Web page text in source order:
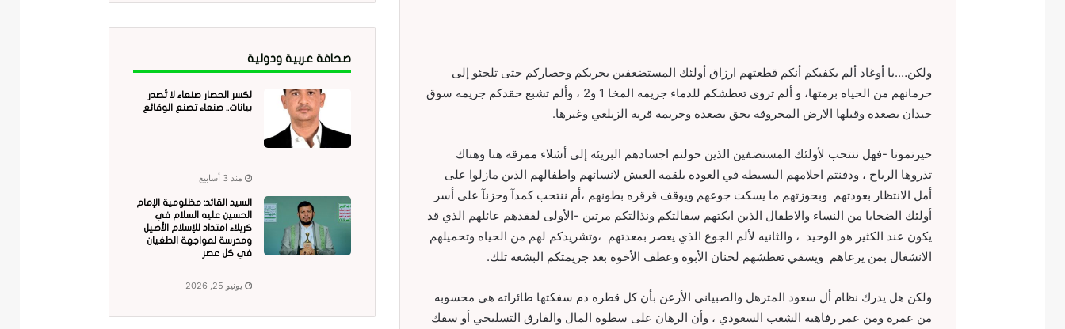
ولكن….يا أوغاد ألم يكفيكم أنكم قطعتهم ارزاق أولئك المستضعفين بحربكم وحصاركم حتى تلجئو إلى
حرمانهم من الحياه برمتها، و ألم تروى تعطشكم للدماء جريمه المخا 1 و2 ، وألم تشبع حقدكم جريمه سوق
حيدان بصعده وقبلها الارض المحروقه بحق بصعده وجريمه قريه الزيلعي وغيرها.
حيرتمونا -فهل ننتحب لأولئك المستضفين الذين حولتم اجسادهم البريئه إلى أشلاء ممزقه هنا وهناك
تذروها الرياح ، ودفنتم احلامهم البسيطه في العوده بلقمه العيش لانسائهم واطفالهم الذين مازلوا على
أمل الانتظار بعودتهم وبحوزتهم ما يسكت جوعهم ويوقف قرقره بطونهم ،أم ننتحب كمدآ وحزنآ على أسر
أولئك الضحايا من النساء والاطفال الذين ابكتهم سفالتكم ونذالتكم مرتين -الأولى لفقدهم عائلهم الذي قد
يكون عند الكثير هو الوحيد ، والثانيه لألم الجوع الذي يعصر بمعدتهم ،وتشريدكم لهم من الحياه وتحميلهم
الانشغال بمن يرعاهم ويسقي تعطشهم لحنان الأبوه وعطف الأخوه بعد جريمتكم البشعه تلك.
ولكن هل يدرك نظام أل سعود المترهل والصبياني الأرعن بأن كل قطره دم سفكتها طائراته هي محسوبه
من عمره ومن عمر رفاهيه الشعب السعودي ، وأن الرهان على سطوه المال والفارق التسليحي أو سفك
صحافة عربية ودولية
لكسر الحصار صنعاء لا تُصدر
بيانات.. صنعاء تصنع الوقائع
منذ 3 أسابيع
السيد القائد: مظلومية الإمام
الحسين عليه السلام في
كربلاء امتداد للإسلام الأصيل
ومدرسة لمواجهة الطغيان
في كل عصر
يونيو 25, 2026